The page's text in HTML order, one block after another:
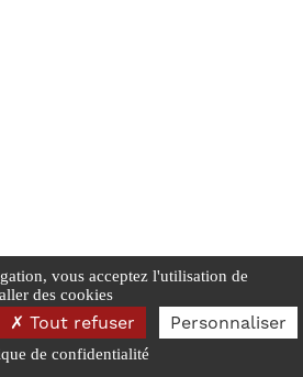
SAPCB - 2026
Webyc - Yann Carpentier
vous acceptez l'utilisation de
des cookies
Tout refuser Personnaliser
de confidentialité